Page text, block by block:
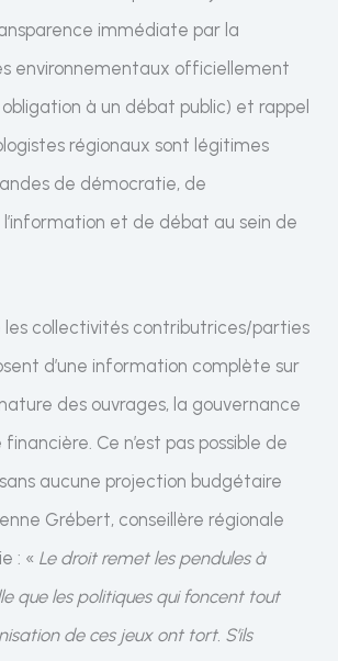
immédiate par la
environnementaux officiellement
à un débat public) et rappel
régionaux sont légitimes
de démocratie, de
l’information et de débat au sein de
les collectivités contributrices/parties
d’une information complète sur
des ouvrages, la gouvernance
Ce n’est pas possible de
aucune projection budgétaire
Grébert, conseillère régionale
: « Le droit remet les pendules à
que les politiques qui foncent tout
de ces jeux ont tort. S’ils